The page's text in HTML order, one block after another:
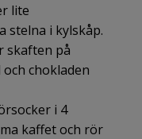
lite
stelna i kylskåp.
skaften på
chokladen
i 4
kaffet och rör